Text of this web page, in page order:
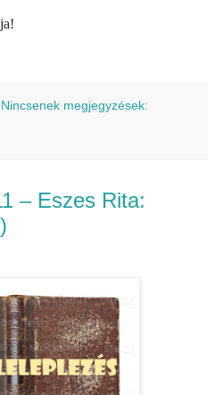
Nincsenek megjegyzések:
– Eszes Rita: